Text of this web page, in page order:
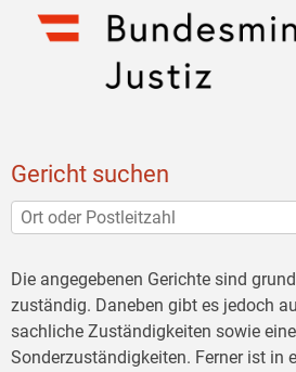
Gericht suchen
Die angegebenen Gerichte sind
zuständig. Daneben gibt es jedoch
sachliche Zuständigkeiten sowie
Sonderzuständigkeiten. Ferner ist in